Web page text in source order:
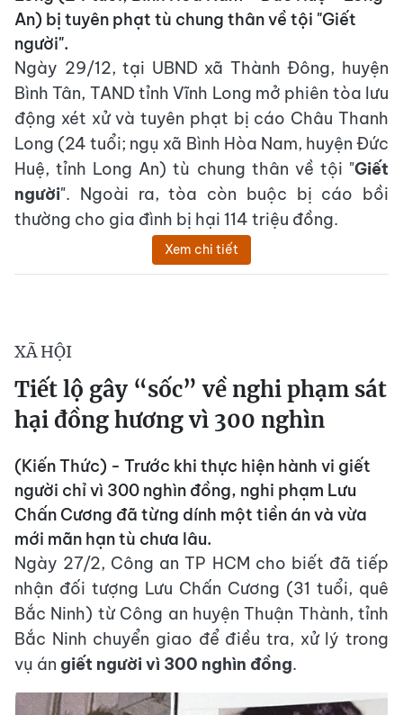
An) bị tuyên phạt tù chung thân về tội "Giết
người".
Ngày 29/12, tại UBND xã Thành Đông, huyện
Bình Tân, TAND tỉnh Vĩnh Long mở phiên tòa lưu
động xét xử và tuyên phạt bị cáo Châu Thanh
Long (24 tuổi; ngụ xã Bình Hòa Nam, huyện Đức
Huệ, tỉnh Long An) tù chung thân về tội "Giết
người". Ngoài ra, tòa còn buộc bị cáo bồi
thường cho gia đình bị hại 114 triệu đồng.
Xem chi tiết
XÃ HỘI
Tiết lộ gây “sốc” về nghi phạm sát
hại đồng hương vì 300 nghìn
(Kiến Thức) - Trước khi thực hiện hành vi giết
người chỉ vì 300 nghìn đồng, nghi phạm Lưu
Chấn Cương đã từng dính một tiền án và vừa
mới mãn hạn tù chưa lâu.
Ngày 27/2, Công an TP HCM cho biết đã tiếp
nhận đối tượng Lưu Chấn Cương (31 tuổi, quê
Bắc Ninh) từ Công an huyện Thuận Thành, tỉnh
Bắc Ninh chuyển giao để điều tra, xử lý trong
vụ án giết người vì 300 nghìn đồng.